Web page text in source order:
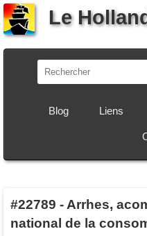
Le
Blog Liens
#22789 - Arrhes,
national de la